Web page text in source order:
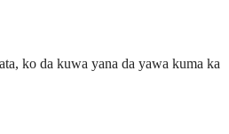
ko da kuwa yana da yawa kuma ka